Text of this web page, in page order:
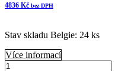
4836 Kč bez DPH
Stav skladu Belgie: 24 ks
Více informací
B065012